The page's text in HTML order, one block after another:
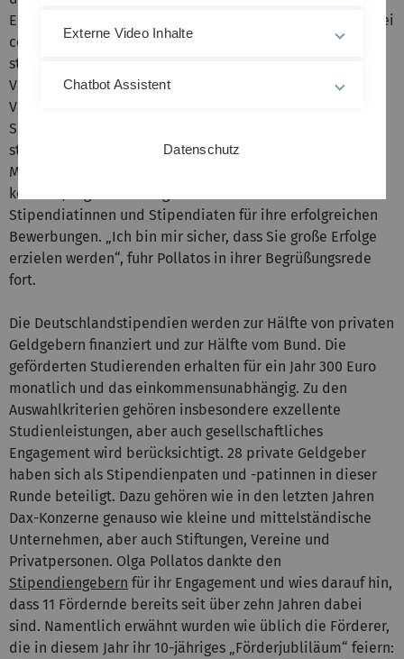
Erleichterung und Freude, dass die Vergabefeier nach zwei
coronageplagten Jahren endlich wieder in Präsenz
stattfinden konnte, war auch bei der gastgebenden
Vizepräsidentin für Lehre groß: „Endlich können wir diese
Veranstaltung wieder gebührend feiern, denn das haben
Sie verdient!“, so Professorin Olga Pollatos. „Wir sind sehr
stolz darauf, dass wir dieses Jahr 90 talentierte junge
Menschen mit Deutschlandstipendien unterstützen
können“, sagte die Gastgeberin und dankte den
Stipendiatinnen und Stipendiaten für ihre erfolgreichen
Bewerbungen. „Ich bin mir sicher, dass Sie große Erfolge
erzielen werden“, fuhr Pollatos in ihrer Begrüßungsrede
fort.
Die Deutschlandstipendien werden zur Hälfte von privaten
Geldgebern finanziert und zur Hälfte vom Bund. Die
geförderten Studierenden erhalten für ein Jahr 300 Euro
monatlich und das einkommensunabhängig. Zu den
Auswahlkriterien gehören insbesondere exzellente
Studienleistungen, aber auch gesellschaftliches
Engagement wird berücksichtigt. 28 private Geldgeber
haben sich als Stipendienpaten und -patinnen in dieser
Runde beteiligt. Dazu gehören wie in den letzten Jahren
Dax-Konzerne genauso wie kleine und mittelständische
Unternehmen, aber auch Stiftungen, Vereine und
Privatpersonen. Olga Pollatos dankte den
Stipendiengebern für ihr Engagement und wies darauf hin,
dass 11 Fördernde bereits seit über zehn Jahren dabei
sind. Namentlich erwähnt wurden wie üblich die Förderer,
die in diesem Jahr ihr 10-jähriges „Förderjubliläum“ feiern:
Externe Video Inhalte
Chatbot Assistent
Datenschutz